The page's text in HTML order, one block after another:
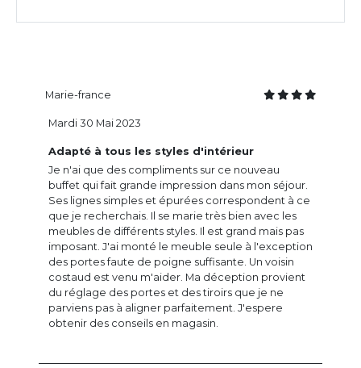
Marie-france
Adapté à tous les styles d'intérieur
Je n'ai que des compliments sur ce nouveau
buffet qui fait grande impression dans mon séjour.
Ses lignes simples et épurées correspondent à ce
que je recherchais. Il se marie très bien avec les
meubles de différents styles. Il est grand mais pas
imposant. J'ai monté le meuble seule à l'exception
des portes faute de poigne suffisante. Un voisin
costaud est venu m'aider. Ma déception provient
du réglage des portes et des tiroirs que je ne
parviens pas à aligner parfaitement. J'espere
obtenir des conseils en magasin.
Mardi 30 Mai 2023